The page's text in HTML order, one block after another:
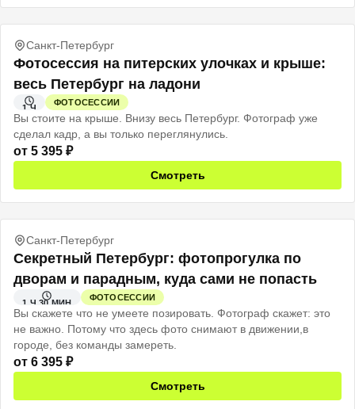
Санкт-Петербург
Фотосессия на питерских улочках и крыше:
весь Петербург на ладони
1 Ч
ФОТОСЕССИИ
Вы стоите на крыше. Внизу весь Петербург. Фотограф уже
сделал кадр, а вы только переглянулись.
от 5 395 ₽
Смотреть
Санкт-Петербург
Секретный Петербург: фотопрогулка по
дворам и парадным, куда сами не попасть
1 Ч 30 МИН
ФОТОСЕССИИ
Вы скажете что не умеете позировать. Фотограф скажет: это
не важно. Потому что здесь фото снимают в движении,в
городе, без команды замереть.
от 6 395 ₽
Смотреть